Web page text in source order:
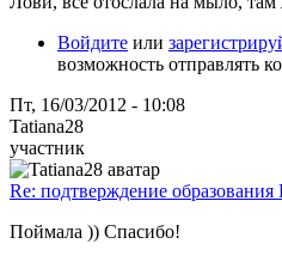
Войдите или
возможность отправлять
Пт, 16/03/2012 - 10:08
Tatiana28
участник
Re: подтверждение
Поймала )) Спасибо!